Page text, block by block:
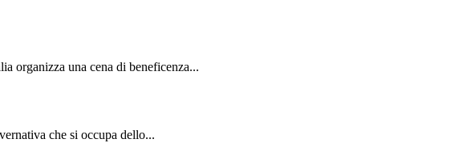
organizza una cena di beneficenza...
che si occupa dello...